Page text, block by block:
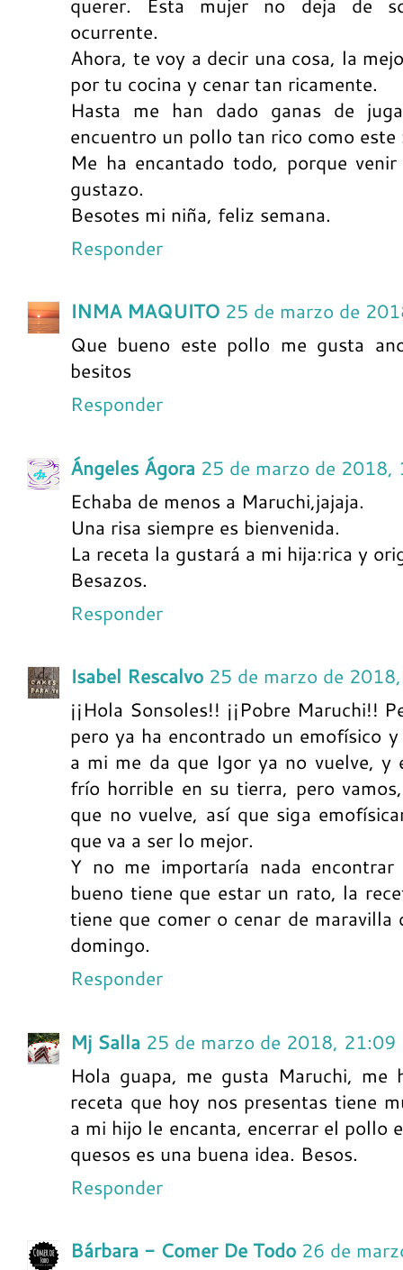
querer. Esta mujer no deja de
ocurrente.
Ahora, te voy a decir una cosa, la
por tu cocina y cenar tan ricamente.
Hasta me han dado ganas de
encuentro un pollo tan rico como este
Me ha encantado todo, porque
gustazo.
Besotes mi niña, feliz semana.
Responder
INMA MAQUITO 25 de marzo de
Que bueno este pollo me gusta
besitos
Responder
Ángeles Ágora 25 de marzo de 2018,
Echaba de menos a Maruchi,jajaja.
Una risa siempre es bienvenida.
La receta la gustará a mi hija:rica y
Besazos.
Responder
Isabel Rescalvo 25 de marzo de
¡¡Hola Sonsoles!! ¡¡Pobre Maruchi!!
pero ya ha encontrado un emofísico
a mi me da que Igor ya no vuelve, y
frío horrible en su tierra, pero
que no vuelve, así que siga
que va a ser lo mejor.
Y no me importaría nada
bueno tiene que estar un rato, la
tiene que comer o cenar de
domingo.
Responder
Mj Salla 25 de marzo de 2018, 21:09
Hola guapa, me gusta Maruchi,
receta que hoy nos presentas tiene
a mi hijo le encanta, encerrar el pollo
quesos es una buena idea. Besos.
Responder
Bárbara - Comer De Todo 26 de